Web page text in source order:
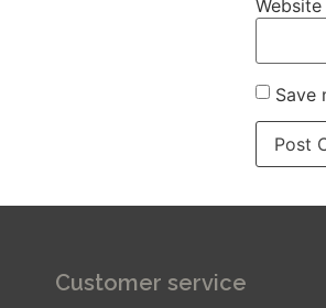
Website
Save
Customer service